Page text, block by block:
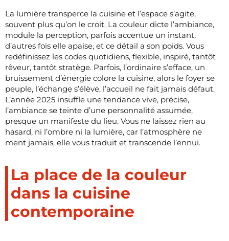
La lumière transperce la cuisine et l’espace s’agite,
souvent plus qu’on le croit. La couleur dicte l’ambiance,
module la perception, parfois accentue un instant,
d’autres fois elle apaise, et ce détail a son poids. Vous
redéfinissez les codes quotidiens, flexible, inspiré, tantôt
rêveur, tantôt stratège. Parfois, l’ordinaire s’efface, un
bruissement d’énergie colore la cuisine, alors le foyer se
peuple, l’échange s’élève, l’accueil ne fait jamais défaut.
L’année 2025 insuffle une tendance vive, précise,
l’ambiance se teinte d’une personnalité assumée,
presque un manifeste du lieu. Vous ne laissez rien au
hasard, ni l’ombre ni la lumière, car l’atmosphère ne
ment jamais, elle vous traduit et transcende l’ennui.
La place de la couleur
dans la cuisine
contemporaine